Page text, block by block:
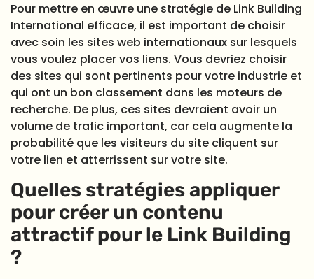
Pour mettre en œuvre une stratégie de Link Building
International efficace, il est important de choisir
avec soin les sites web internationaux sur lesquels
vous voulez placer vos liens. Vous devriez choisir
des sites qui sont pertinents pour votre industrie et
qui ont un bon classement dans les moteurs de
recherche. De plus, ces sites devraient avoir un
volume de trafic important, car cela augmente la
probabilité que les visiteurs du site cliquent sur
votre lien et atterrissent sur votre site.
Quelles stratégies appliquer
pour créer un contenu
attractif pour le Link Building
?